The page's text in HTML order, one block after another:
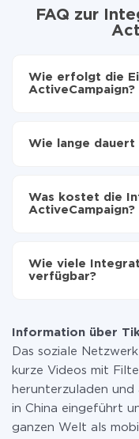
FAQ zur
Wie erfolgt die
ActiveCampaign?
ActiveCampaign
auf
Wie lange dauert
Im Durchschnitt
Was kostet die
ActiveCampaign?
zahlen nur für die
Service von einem
Weitere
Wie viele
verfügbar?
Information über
Das soziale
kurze Videos mit
herunterzuladen und
in China eingeführt
ganzen Welt als